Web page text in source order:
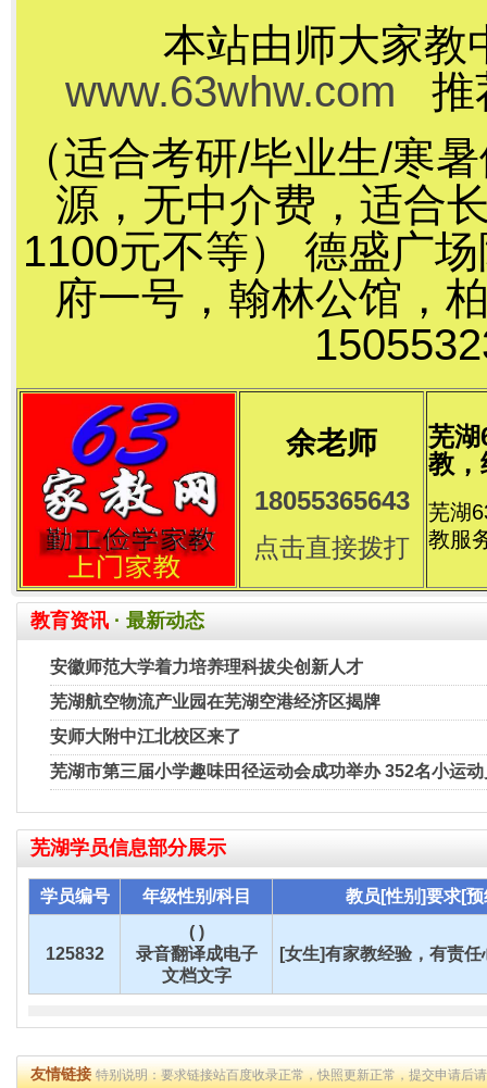
本站由师大家教
www.63whw.com 推
（适合考研/毕业生/寒
源，无中介费，适合
1100元不等） 德盛广
府一号，翰林公馆，
余老师
18055365643
点击直接拨打
芜湖
教，
芜湖
教服
教育资讯 · 最新动态
安徽师范大学着力培养理科拔尖创新人才
芜湖航空物流产业园在芜湖空港经济区揭牌
安师大附中江北校区来了
芜湖市第三届小学趣味田径运动会成功举办 352名小运
芜湖学员信息部分展示
学员编号 年级性别/科目 教员[性别]要求[
125832
( )
录音翻译成电子
文档文字
[女生]有家教经验，有责任
友情链接特别说明：要求链接站百度收录正常，快照更新正常，提交申请后